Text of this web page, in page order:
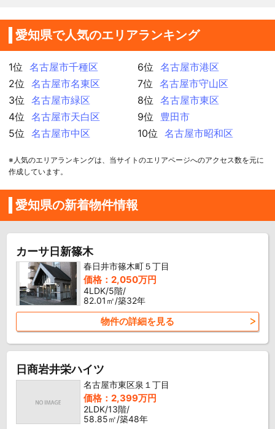
愛知県で人気のエリアランキング
1位
名古屋市千種区
2位
名古屋市名東区
3位
名古屋市緑区
4位
名古屋市天白区
5位
名古屋市中区
6位
名古屋市港区
7位
名古屋市守山区
8位
名古屋市東区
9位
豊田市
10位
名古屋市昭和区
※人気のエリアランキングは、当サイトのエリアページへのアクセス数を元に
作成しています。
愛知県の新着物件情報
カーサ日新篠木
春日井市篠木町５丁目
価格：2,050万円
4LDK/5階/
82.01㎡/築32年
物件の詳細を見る
日商岩井栄ハイツ
名古屋市東区泉１丁目
価格：2,399万円
2LDK/13階/
58.85㎡/築48年